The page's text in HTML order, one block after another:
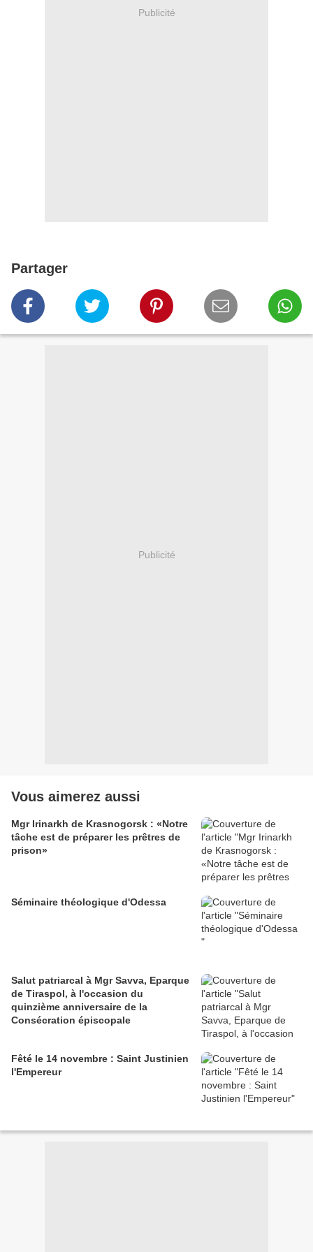
Publicité
Partager
Publicité
Vous aimerez aussi
Mgr Irinarkh de Krasnogorsk : «Notre
tâche est de préparer les prêtres de
prison»
Séminaire théologique d'Odessa
Salut patriarcal à Mgr Savva, Eparque
de Tiraspol, à l'occasion du
quinzième anniversaire de la
Consécration épiscopale
Fêté le 14 novembre : Saint Justinien
l'Empereur